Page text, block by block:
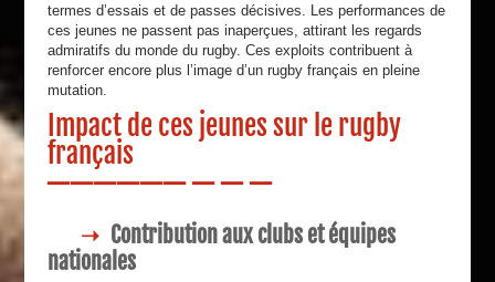
termes d’essais et de passes décisives. Les performances de
ces jeunes ne passent pas inaperçues, attirant les regards
admiratifs du monde du rugby. Ces exploits contribuent à
renforcer encore plus l’image d’un rugby français en pleine
mutation.
Impact de ces jeunes sur le rugby
français
Contribution aux clubs et équipes
nationales